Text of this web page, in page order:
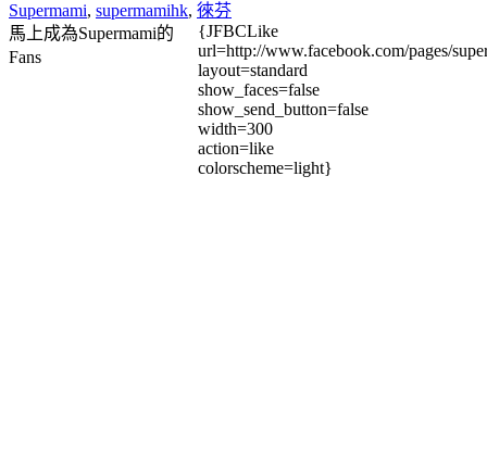
Supermami, supermamihk, 徠芬
馬上成為Supermami的
Fans
{JFBCLike
url=http://www.facebook.com/pages/
layout=standard
show_faces=false
show_send_button=false
width=300
action=like
colorscheme=light}